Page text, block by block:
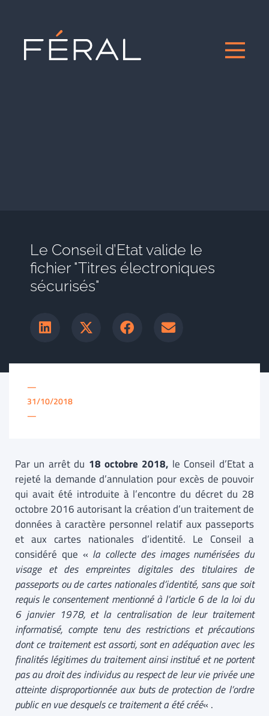
Le Conseil d’Etat valide le
fichier "Titres électroniques
sécurisés"
—
31/10/2018
—
Par un arrêt du 18 octobre 2018, le Conseil d’Etat a
rejeté la demande d’annulation pour excès de pouvoir
qui avait été introduite à l’encontre du décret du 28
octobre 2016 autorisant la création d’un traitement de
données à caractère personnel relatif aux passeports
et aux cartes nationales d’identité. Le Conseil a
considéré que « la collecte des images numérisées du
visage et des empreintes digitales des titulaires de
passeports ou de cartes nationales d’identité, sans que soit
requis le consentement mentionné à l’article 6 de la loi du
6 janvier 1978, et la centralisation de leur traitement
informatisé, compte tenu des restrictions et précautions
dont ce traitement est assorti, sont en adéquation avec les
finalités légitimes du traitement ainsi institué et ne portent
pas au droit des individus au respect de leur vie privée une
atteinte disproportionnée aux buts de protection de l’ordre
public en vue desquels ce traitement a été créé« .